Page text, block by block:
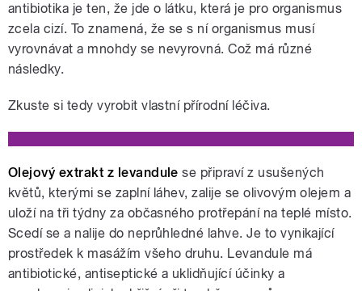
antibiotika je ten, že jde o látku, která je pro organismus
zcela cizí. To znamená, že se s ní organismus musí
vyrovnávat a mnohdy se nevyrovná. Což má různé
následky.
Zkuste si tedy vyrobit vlastní přírodní léčiva.
Olejový extrakt z levandule se připraví z usušených
květů, kterými se zaplní láhev, zalije se olivovým olejem a
uloží na tři týdny za občasného protřepání na teplé místo.
Scedí se a nalije do neprůhledné lahve. Je to vynikající
prostředek k masážím všeho druhu. Levandule má
antibiotické, antiseptické a uklidňující účinky a